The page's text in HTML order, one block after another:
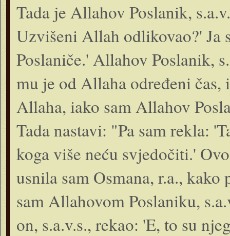
Tada je Allahov Poslanik,
Uzvišeni Allah odlikovao?' Ja
Poslaniče.' Allahov Poslanik,
mu je od Allaha određeni
Allaha, iako sam Allahov
Tada nastavi: "Pa sam rekla:
koga više neću svjedočiti.'
usnila sam Osmana, r.a.,
sam Allahovom Poslaniku,
on, s.a.v.s., rekao: 'E, to su